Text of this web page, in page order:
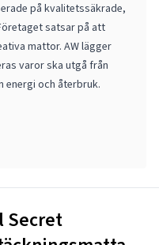
på kvalitetssäkrade,
satsar på att
mattor. AW lägger
varor ska utgå från
energi och återbruk.
Secret